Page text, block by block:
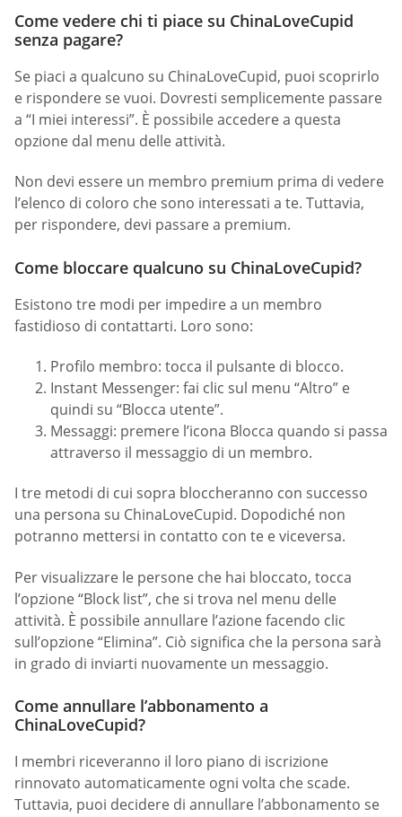
Come vedere chi ti piace su ChinaLoveCupid
senza pagare?
Se piaci a qualcuno su ChinaLoveCupid, puoi scoprirlo
e rispondere se vuoi. Dovresti semplicemente passare
a “I miei interessi”. È possibile accedere a questa
opzione dal menu delle attività.
Non devi essere un membro premium prima di vedere
l’elenco di coloro che sono interessati a te. Tuttavia,
per rispondere, devi passare a premium.
Come bloccare qualcuno su ChinaLoveCupid?
Esistono tre modi per impedire a un membro
fastidioso di contattarti. Loro sono:
Profilo membro: tocca il pulsante di blocco.
Instant Messenger: fai clic sul menu “Altro” e
quindi su “Blocca utente”.
Messaggi: premere l’icona Blocca quando si passa
attraverso il messaggio di un membro.
I tre metodi di cui sopra bloccheranno con successo
una persona su ChinaLoveCupid. Dopodiché non
potranno mettersi in contatto con te e viceversa.
Per visualizzare le persone che hai bloccato, tocca
l’opzione “Block list”, che si trova nel menu delle
attività. È possibile annullare l’azione facendo clic
sull’opzione “Elimina”. Ciò significa che la persona sarà
in grado di inviarti nuovamente un messaggio.
Come annullare l’abbonamento a
ChinaLoveCupid?
I membri riceveranno il loro piano di iscrizione
rinnovato automaticamente ogni volta che scade.
Tuttavia, puoi decidere di annullare l’abbonamento se